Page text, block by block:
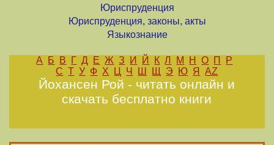
Юриспруденция
Юриспруденция, законы, акты
Языкознание
А Б В Г Д Е Ж З И Й К Л М Н О П
Р
С Т У Ф Х Ц Ч Ш Щ Э Ю Я AZ
Йохансен Рой - читать онлайн и
скачать бесплатно книги